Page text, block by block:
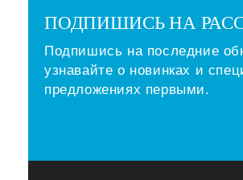
ПОДПИШИСЬ НА
Подпишись на последние
узнавайте о новинках и
предложениях первыми.